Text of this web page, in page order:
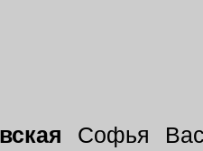
вская Софья